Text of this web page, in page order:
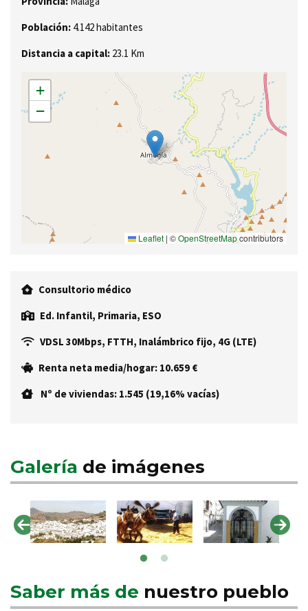
Población: 4.142 habitantes
Distancia a capital: 23.1 Km
+
−
Leaflet | ©OpenStreetMapcontributors
Consultorio médico
Ed. Infantil, Primaria, ESO
VDSL 30Mbps, FTTH, Inalámbrico fijo, 4G (LTE)
Renta neta media/hogar: 10.659 €
Nº de viviendas: 1.545 (19,16% vacías)
Galería de imágenes
Saber más de nuestro pueblo